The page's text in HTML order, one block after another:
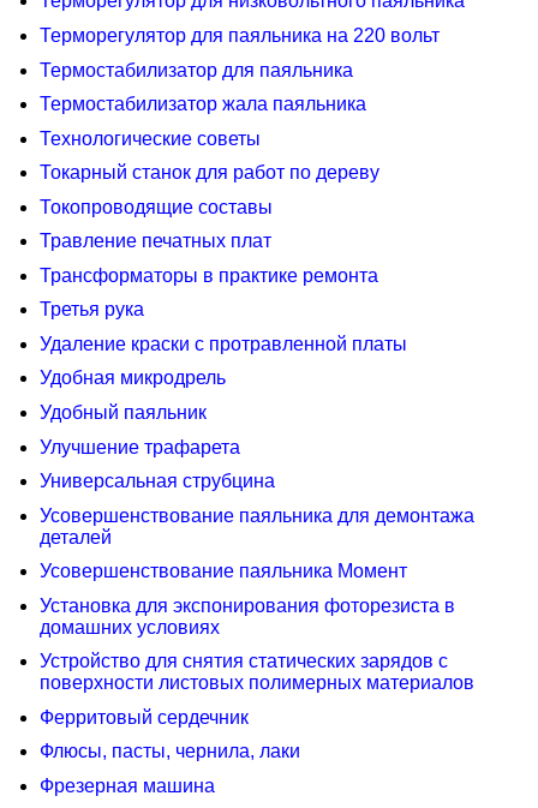
Терморегулятор для паяльника на 220 вольт
Термостабилизатор для паяльника
Термостабилизатор жала паяльника
Технологические советы
Токарный станок для работ по дереву
Токопроводящие составы
Травление печатных плат
Трансформаторы в практике ремонта
Третья рука
Удаление краски с протравленной платы
Удобная микродрель
Удобный паяльник
Улучшение трафарета
Универсальная струбцина
Усовершенствование паяльника для демонтажа
деталей
Усовершенствование паяльника Момент
Установка для экспонирования фоторезиста в
домашних условиях
Устройство для снятия статических зарядов с
поверхности листовых полимерных материалов
Ферритовый сердечник
Флюсы, пасты, чернила, лаки
Фрезерная машина